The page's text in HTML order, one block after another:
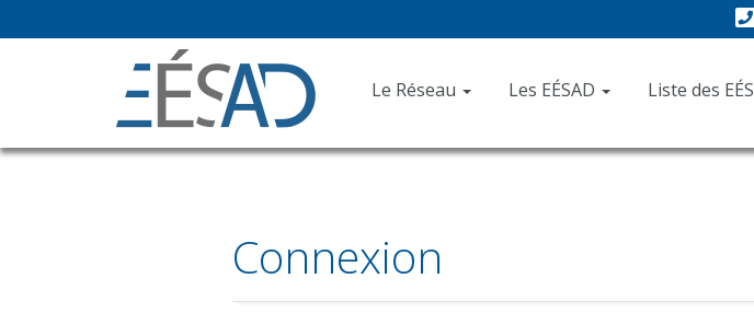
Le Réseau Les EÉSAD Liste des
Connexion